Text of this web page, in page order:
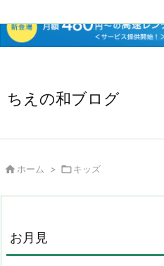
ちえの和ブログ
 ホーム > キッズ
お月見